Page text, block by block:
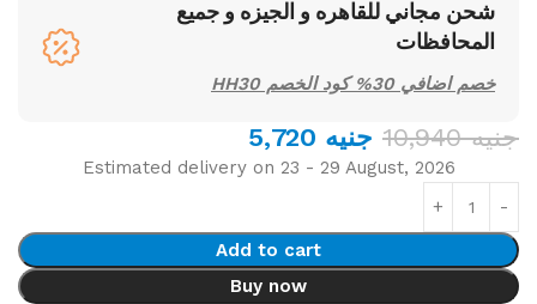
شحن مجاني للقاهره و الجيزه و جميع
المحافظات
خصم اضافي 30% كود الخصم HH30
جنيه10,940 جنيه
Estimated delivery on 23 - 29 August, 2026
Add to cart
Buy now